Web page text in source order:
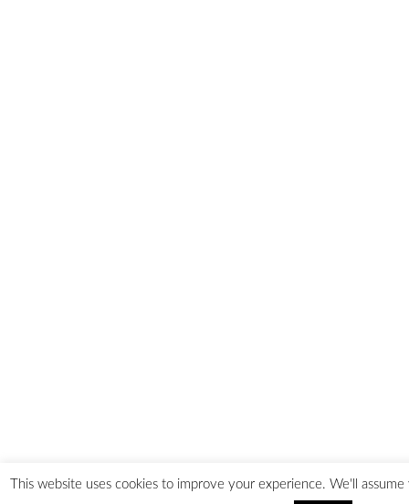
This website uses cookies to improve your experience. We'll